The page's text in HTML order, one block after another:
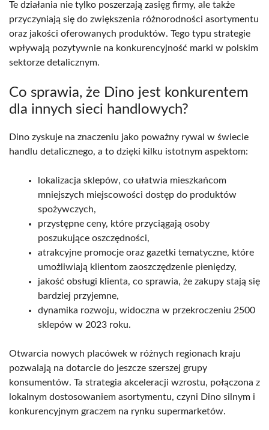
Te działania nie tylko poszerzają zasięg firmy, ale także
przyczyniają się do zwiększenia różnorodności asortymentu
oraz jakości oferowanych produktów. Tego typu strategie
wpływają pozytywnie na konkurencyjność marki w polskim
sektorze detalicznym.
Co sprawia, że Dino jest konkurentem
dla innych sieci handlowych?
Dino zyskuje na znaczeniu jako poważny rywal w świecie
handlu detalicznego, a to dzięki kilku istotnym aspektom:
lokalizacja sklepów, co ułatwia mieszkańcom
mniejszych miejscowości dostęp do produktów
spożywczych,
przystępne ceny, które przyciągają osoby
poszukujące oszczędności,
atrakcyjne promocje oraz gazetki tematyczne, które
umożliwiają klientom zaoszczędzenie pieniędzy,
jakość obsługi klienta, co sprawia, że zakupy stają się
bardziej przyjemne,
dynamika rozwoju, widoczna w przekroczeniu 2500
sklepów w 2023 roku.
Otwarcia nowych placówek w różnych regionach kraju
pozwalają na dotarcie do jeszcze szerszej grupy
konsumentów. Ta strategia akceleracji wzrostu, połączona z
lokalnym dostosowaniem asortymentu, czyni Dino silnym i
konkurencyjnym graczem na rynku supermarketów.